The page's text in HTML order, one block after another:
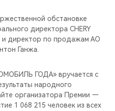
обстановке
директора CHERY
и директор по продажам АО
Ганжа.
ГОДА» вручается с
народного
организатора Премии —
1 068 215 человек из всех